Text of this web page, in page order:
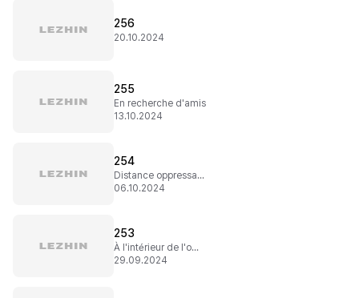
256
20.10.2024
255
En recherche d'amis
13.10.2024
254
Distance oppressante
06.10.2024
253
À l'intérieur de l'ombre
29.09.2024